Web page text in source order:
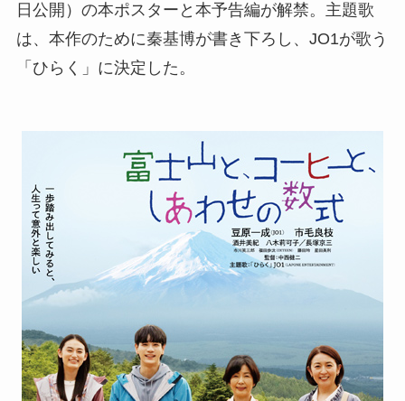
日公開）の本ポスターと本予告編が解禁。主題歌
は、本作のために秦基博が書き下ろし、JO1が歌う
「ひらく」に決定した。